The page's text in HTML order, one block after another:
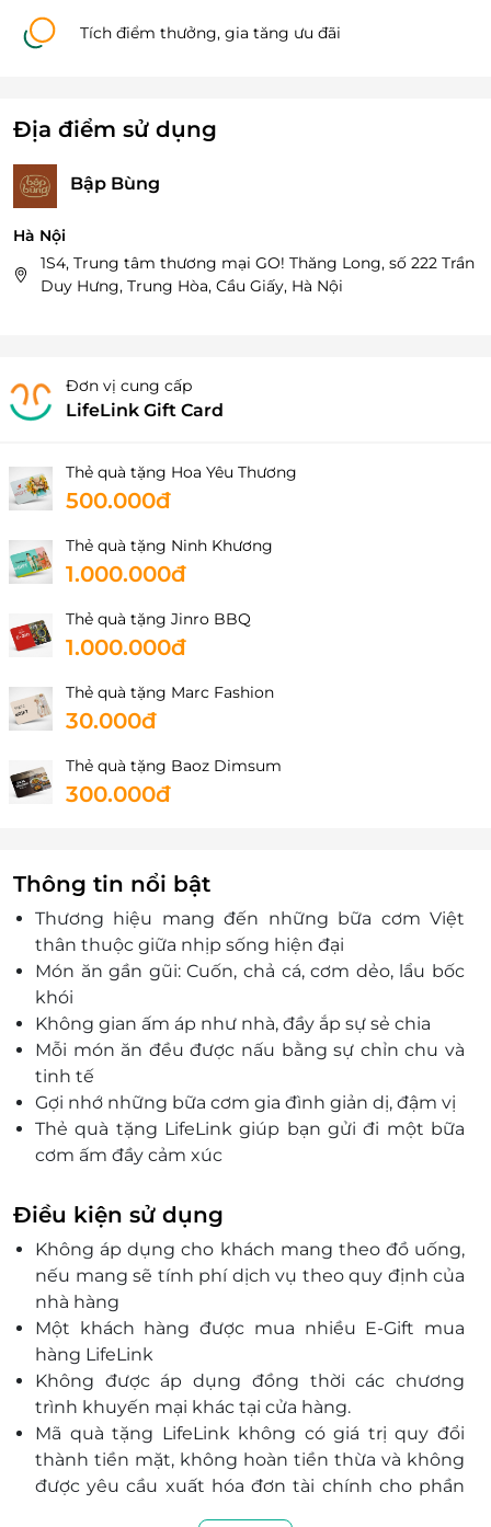
Tích điểm thưởng, gia tăng ưu đãi
Địa điểm sử dụng
Bập Bùng
Hà Nội
1S4, Trung tâm thương mại GO! Thăng Long, số 222 Trần
Duy Hưng, Trung Hòa, Cầu Giấy, Hà Nội
Đơn vị cung cấp
LifeLink Gift Card
Thẻ quà tặng Hoa Yêu Thương
500.000đ
Thẻ quà tặng Ninh Khương
1.000.000đ
Thẻ quà tặng Jinro BBQ
1.000.000đ
Thẻ quà tặng Marc Fashion
30.000đ
Thẻ quà tặng Baoz Dimsum
300.000đ
Thông tin nổi bật
Thương hiệu mang đến những bữa cơm Việt
thân thuộc giữa nhịp sống hiện đại
Món ăn gần gũi: Cuốn, chả cá, cơm dẻo, lẩu bốc
khói
Không gian ấm áp như nhà, đầy ắp sự sẻ chia
Mỗi món ăn đều được nấu bằng sự chỉn chu và
tinh tế
Gợi nhớ những bữa cơm gia đình giản dị, đậm vị
Thẻ quà tặng LifeLink giúp bạn gửi đi một bữa
cơm ấm đầy cảm xúc
nghiệp trong mọi dịp
Điều kiện sử dụng
Không áp dụng cho khách mang theo đồ uống,
nếu mang sẽ tính phí dịch vụ theo quy định của
nhà hàng
Một khách hàng được mua nhiều E-Gift mua
hàng LifeLink
Không được áp dụng đồng thời các chương
trình khuyến mại khác tại cửa hàng.
Mã quà tặng LifeLink không có giá trị quy đổi
thành tiền mặt, không hoàn tiền thừa và không
được yêu cầu xuất hóa đơn tài chính cho phần